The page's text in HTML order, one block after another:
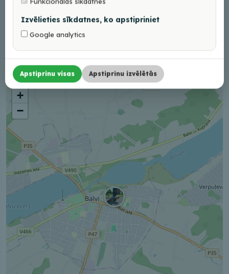
Adrese
Ezera iela 22, Balvi, Balvu nov., LV-4501
+
−
Izvēlieties sīkdatnes, ko apstipriniet
Google analytics
Apstiprinu visas Apstiprinu izvēlētās